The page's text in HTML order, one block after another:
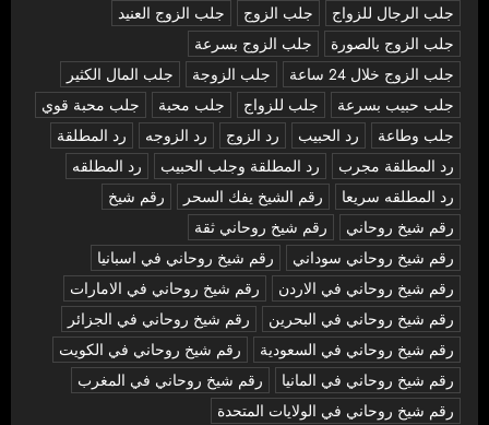
جلب الرجال للزواج
جلب الزوج
جلب الزوج العنيد
جلب الزوج بالصورة
جلب الزوج بسرعة
جلب الزوج خلال 24 ساعة
جلب الزوجة
جلب المال الكثير
جلب حبيب بسرعة
جلب للزواج جلب محبة
جلب محبة قوي
جلب وطاعة
رد الحبيب رد الزوج رد الزوجه
رد المطلقة
رد المطلقة مجرب
رد المطلقة وجلب الحبيب
رد المطلقه
رد المطلقه سريعا
رقم الشيخ يفك السحر
رقم شيخ
رقم شيخ روحاني
رقم شيخ روحاني ثقة
رقم شيخ روحاني سوداني
رقم شيخ روحاني في اسبانيا
رقم شيخ روحاني في الاردن
رقم شيخ روحاني في الامارات
رقم شيخ روحاني في البحرين
رقم شيخ روحاني في الجزائر
رقم شيخ روحاني في السعودية
رقم شيخ روحاني في الكويت
رقم شيخ روحاني في المانيا
رقم شيخ روحاني في المغرب
رقم شيخ روحاني في الولايات المتحدة